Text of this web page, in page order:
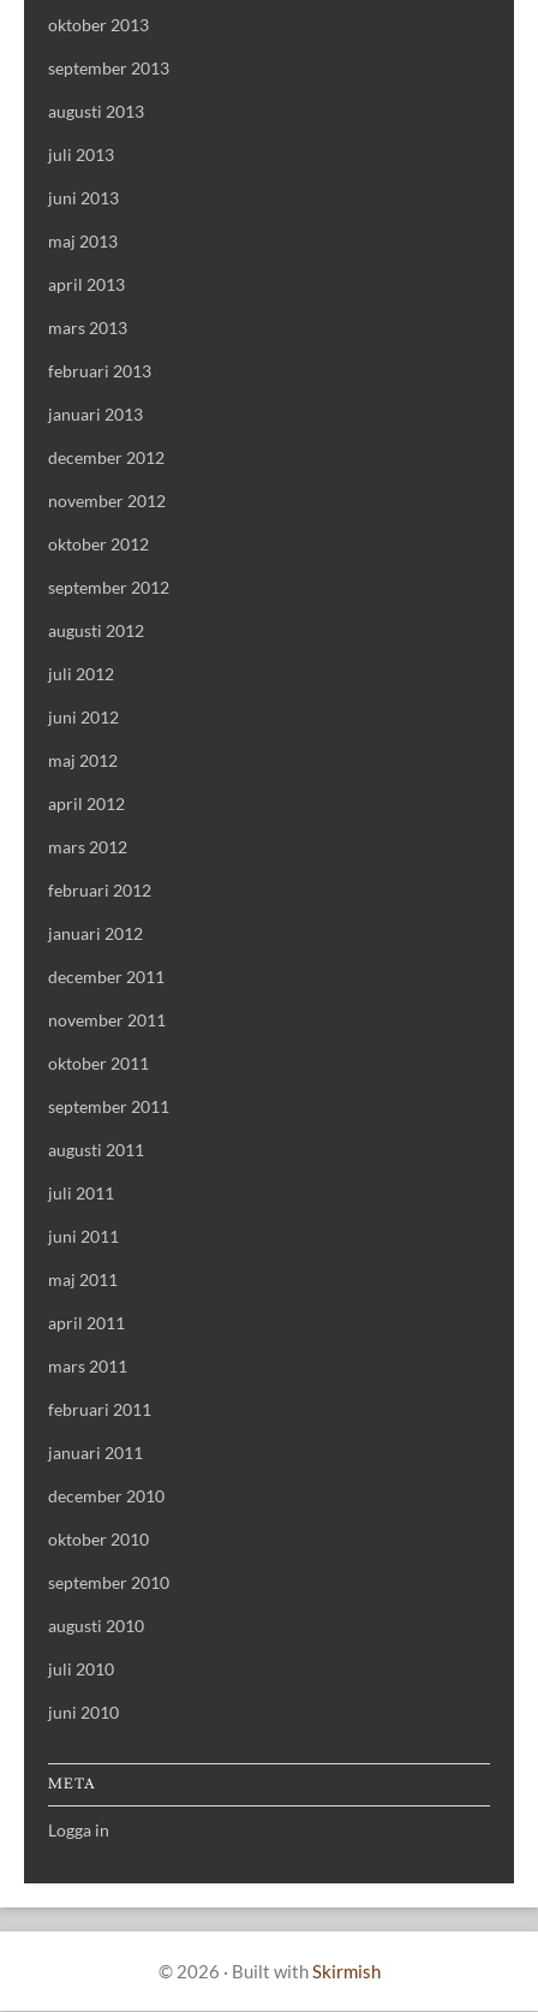
oktober 2013
september 2013
augusti 2013
juli 2013
juni 2013
maj 2013
april 2013
mars 2013
februari 2013
januari 2013
december 2012
november 2012
oktober 2012
september 2012
augusti 2012
juli 2012
juni 2012
maj 2012
april 2012
mars 2012
februari 2012
januari 2012
december 2011
november 2011
oktober 2011
september 2011
augusti 2011
juli 2011
juni 2011
maj 2011
april 2011
mars 2011
februari 2011
januari 2011
december 2010
oktober 2010
september 2010
augusti 2010
juli 2010
juni 2010
META
Logga in
© 2026 · Built with Skirmish